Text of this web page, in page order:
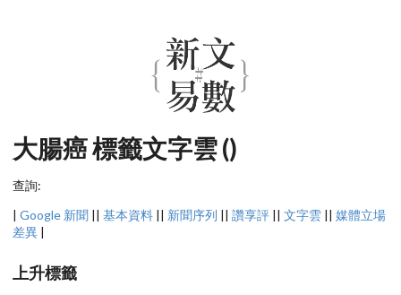
大腸癌 標籤文字雲 ()
查詢:
| Google 新聞 || 基本資料 || 新聞序列 || 讚享評 || 文字雲 || 媒體立場
差異 |
上升標籤